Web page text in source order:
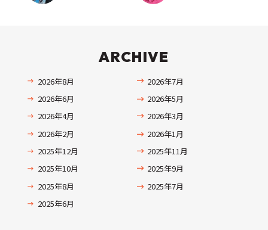
ARCHIVE
2026年8月
2026年7月
2026年6月
2026年5月
2026年4月
2026年3月
2026年2月
2026年1月
2025年12月
2025年11月
2025年10月
2025年9月
2025年8月
2025年7月
2025年6月